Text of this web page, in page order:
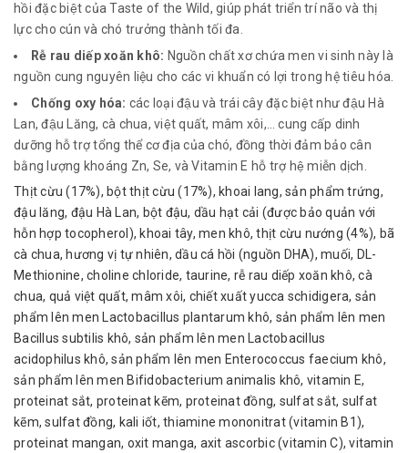
hồi đặc biệt của Taste of the Wild, giúp phát triển trí não và thị
lực cho cún và chó trưởng thành tối đa.
Rễ rau diếp xoăn khô: Nguồn chất xơ chứa men vi sinh này là
nguồn cung nguyên liệu cho các vi khuẩn có lợi trong hệ tiêu hóa.
Chống oxy hóa: các loại đậu và trái cây đặc biệt như đậu Hà
Lan, đậu Lăng, cà chua, việt quất, mâm xôi,… cung cấp dinh
dưỡng hỗ trợ tổng thể cơ địa của chó, đồng thời đảm bảo cân
bằng lượng khoáng Zn, Se, và Vitamin E hỗ trợ hệ miễn dịch.
Thịt cừu (17%), bột thịt cừu (17%), khoai lang, sản phẩm trứng,
đậu lăng, đậu Hà Lan, bột đậu, dầu hạt cải (được bảo quản với
hỗn hợp tocopherol), khoai tây, men khô, thịt cừu nướng (4%), bã
cà chua, hương vị tự nhiên, dầu cá hồi (nguồn DHA), muối, DL-
Methionine, choline chloride, taurine, rễ rau diếp xoăn khô, cà
chua, quả việt quất, mâm xôi, chiết xuất yucca schidigera, sản
phẩm lên men Lactobacillus plantarum khô, sản phẩm lên men
Bacillus subtilis khô, sản phẩm lên men Lactobacillus
acidophilus khô, sản phẩm lên men Enterococcus faecium khô,
sản phẩm lên men Bifidobacterium animalis khô, vitamin E,
proteinat sắt, proteinat kẽm, proteinat đồng, sulfat sắt, sulfat
kẽm, sulfat đồng, kali iốt, thiamine mononitrat (vitamin B1),
proteinat mangan, oxit manga, axit ascorbic (vitamin C), vitamin